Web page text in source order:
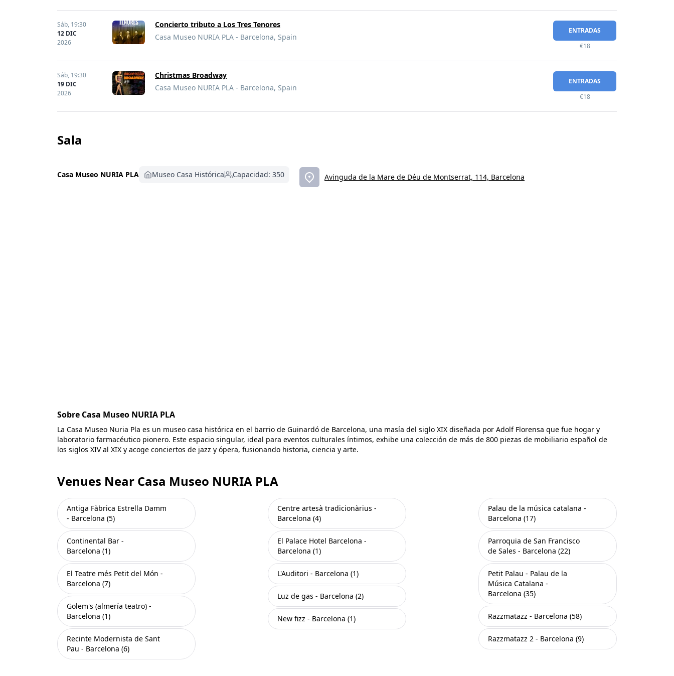
Sáb, 19:30
12 DIC
2026
Concierto tributo a Los Tres Tenores
Casa Museo NURIA PLA - Barcelona, Spain
ENTRADAS
€18
Sáb, 19:30
19 DIC
2026
Christmas Broadway
Casa Museo NURIA PLA - Barcelona, Spain
ENTRADAS
€18
Sala
Casa Museo NURIA PLA Museo Casa Histórica Capacidad: 350 Avinguda de la Mare de Déu de Montserrat, 114, Barcelona
Sobre Casa Museo NURIA PLA
La Casa Museo Nuria Pla es un museo casa histórica en el barrio de Guinardó de Barcelona, una masía del siglo XIX diseñada por Adolf Florensa que fue hogar y
laboratorio farmacéutico pionero. Este espacio singular, ideal para eventos culturales íntimos, exhibe una colección de más de 800 piezas de mobiliario español de
los siglos XIV al XIX y acoge conciertos de jazz y ópera, fusionando historia, ciencia y arte.
Venues Near Casa Museo NURIA PLA
Antiga Fàbrica Estrella Damm
- Barcelona (5)
Continental Bar -
Barcelona (1)
El Teatre més Petit del Món -
Barcelona (7)
Golem's (almería teatro) -
Barcelona (1)
Recinte Modernista de Sant
Pau - Barcelona (6)
Centre artesà tradicionàrius -
Barcelona (4)
El Palace Hotel Barcelona -
Barcelona (1)
L'Auditori - Barcelona (1)
Luz de gas - Barcelona (2)
New fizz - Barcelona (1)
Palau de la música catalana -
Barcelona (17)
Parroquia de San Francisco
de Sales - Barcelona (22)
Petit Palau - Palau de la
Música Catalana -
Barcelona (35)
Razzmatazz - Barcelona (58)
Razzmatazz 2 - Barcelona (9)